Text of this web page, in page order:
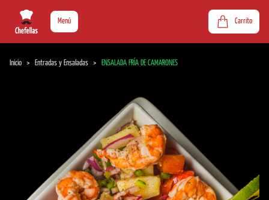
Menú Carrito
Inicio > Entradas y Ensaladas > ENSALADA FRÍA DE CAMARONES